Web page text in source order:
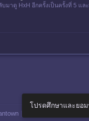
มาดู HxH อีกครั้งเป็นครั้งที่ 5 แ
โปรดศึกษาและยอ